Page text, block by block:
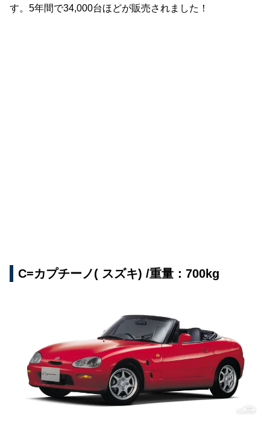
す。5年間で34,000台ほどが販売されました！
C=カプチーノ( スズキ) /重量：700kg